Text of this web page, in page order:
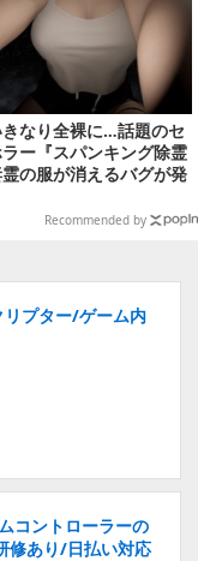
なり全裸に…話題のセ
ー『スパンキング除霊
の服が消えるバグが発
になる現象を泣きなが
ました」と現在はアプデ
Recommended by
プター/ゲーム内
コントローラーの
修あり/日払い対応